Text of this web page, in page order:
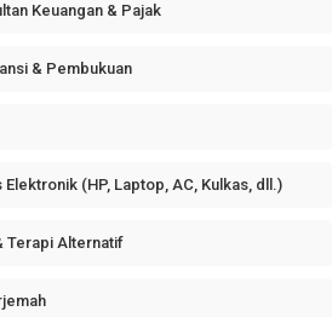
Keuangan & Pajak
& Pembukuan
(HP, Laptop, AC, Kulkas, dll.)
Terapi Alternatif